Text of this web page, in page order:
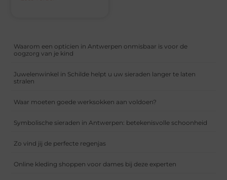
Waarom een opticien in Antwerpen onmisbaar is voor de
oogzorg van je kind
Juwelenwinkel in Schilde helpt u uw sieraden langer te laten
stralen
Waar moeten goede werksokken aan voldoen?
Symbolische sieraden in Antwerpen: betekenisvolle schoonheid
Zo vind jij de perfecte regenjas
Online kleding shoppen voor dames bij deze experten